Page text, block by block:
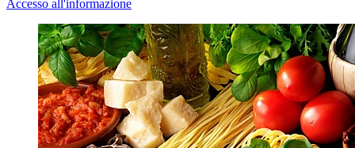
Accesso all'informazione